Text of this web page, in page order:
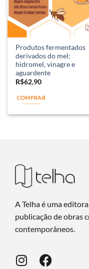
Produtos fermentados
derivados do mel:
hidromel, vinagre e
aguardente
R$62,90
COMPRAR
A Telha é uma
publicação de obras
contemporâneos.